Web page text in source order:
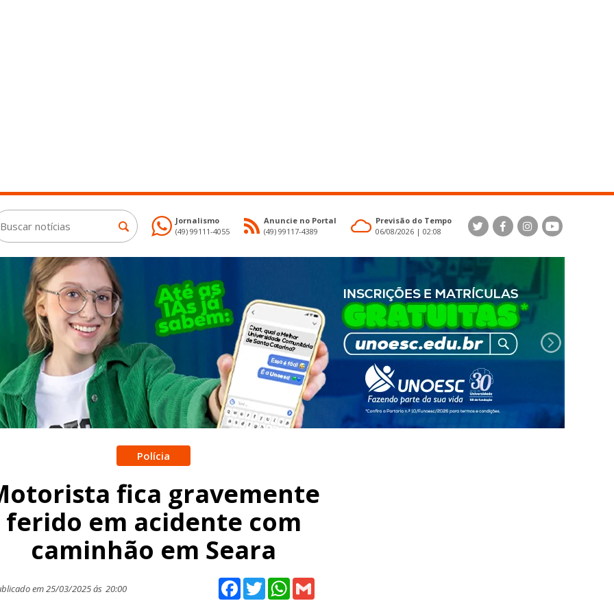
Jornalismo
(49) 99111-4055
Anuncie no Portal
(49) 99117-4389
Previsão do Tempo
06/08/2026 | 02:08
Polícia
fica gravemente
ferido em acidente com
caminhão em Seara
em 25/03/2025 ás 20:00 Facebook
TwitterWhatsApp
Gmail